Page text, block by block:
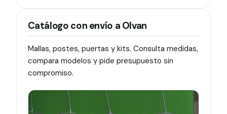
Catálogo con envío a Olvan
Mallas, postes, puertas y kits. Consulta medidas,
compara modelos y pide presupuesto sin
compromiso.